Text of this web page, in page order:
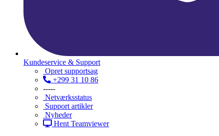
Kundeservice & Support
Opret supportsag
+299 31 10 86
-----
Netværksstatus
Support artikler
Nyheder
Hent Teamviewer